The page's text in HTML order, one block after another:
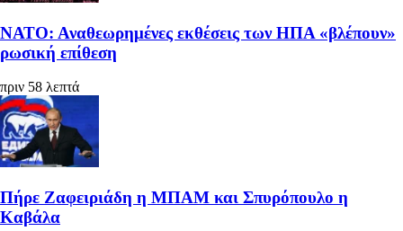
ΝΑΤΟ: Αναθεωρημένες εκθέσεις των ΗΠΑ «βλέπουν»
ρωσική επίθεση
πριν 58 λεπτά
Πήρε Ζαφειριάδη η ΜΠΑΜ και Σπυρόπουλο η
Καβάλα